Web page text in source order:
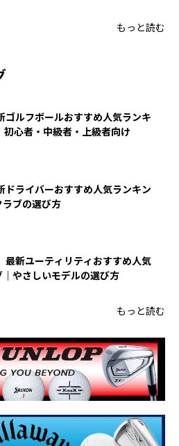
もっと読む
ゴルフボールおすすめ人気ランキ
初心者・中級者・上級者向け
ドライバーおすすめ人気ランキン
ブの選び方
最新ユーティリティおすすめ人気
やさしいモデルの選び方
もっと読む